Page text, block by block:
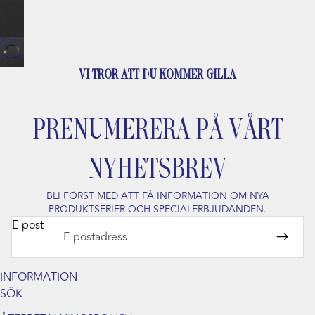
ÖPPNA
BILDEN
I
VI TROR ATT DU KOMMER GILLA
PRENUMERERA PÅ VÅRT
NYHETSBREV
BLI FÖRST MED ATT FÅ INFORMATION OM NYA
PRODUKTSERIER OCH SPECIALERBJUDANDEN.
E-post
INFORMATION
SÖK